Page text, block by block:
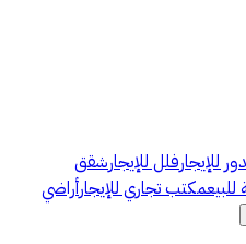
للإيجارفلل للإيجارشقق
للبيعمكتب تجاري للإيجارأراضي